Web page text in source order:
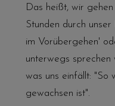
Das heißt, wir
Stunden durch
im Vorübergehen'
unterwegs
was uns einfällt: "So
gewachsen ist".